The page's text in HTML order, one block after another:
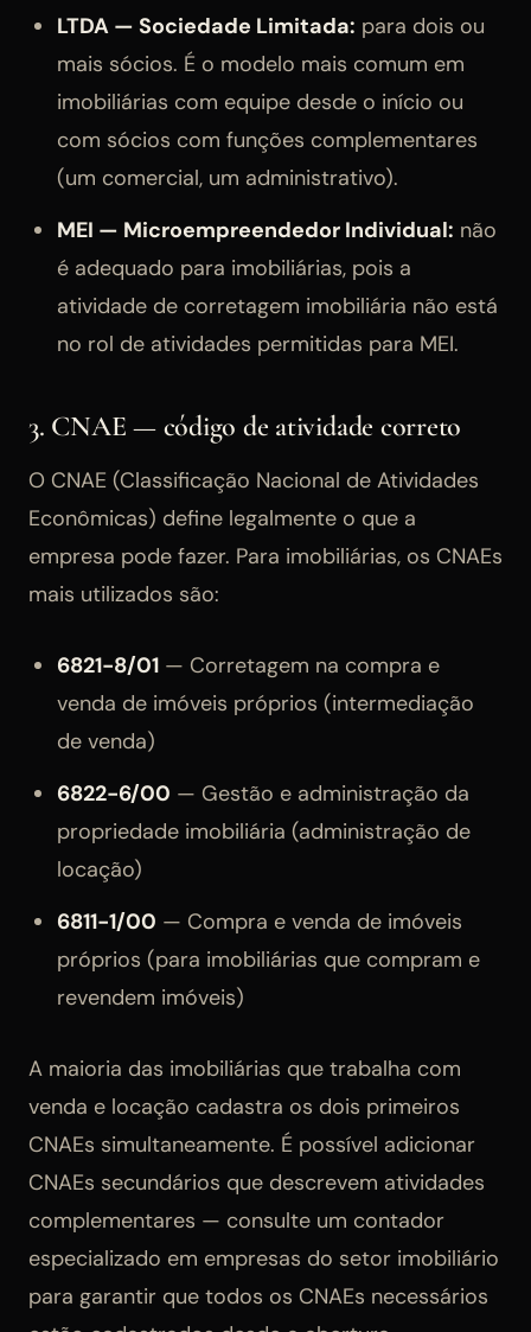
LTDA — Sociedade Limitada: para dois ou
mais sócios. É o modelo mais comum em
imobiliárias com equipe desde o início ou
com sócios com funções complementares
(um comercial, um administrativo).
MEI — Microempreendedor Individual: não
é adequado para imobiliárias, pois a
atividade de corretagem imobiliária não está
no rol de atividades permitidas para MEI.
3. CNAE — código de atividade correto
O CNAE (Classificação Nacional de Atividades
Econômicas) define legalmente o que a
empresa pode fazer. Para imobiliárias, os CNAEs
mais utilizados são:
6821-8/01 — Corretagem na compra e
venda de imóveis próprios (intermediação
de venda)
6822-6/00 — Gestão e administração da
propriedade imobiliária (administração de
locação)
6811-1/00 — Compra e venda de imóveis
próprios (para imobiliárias que compram e
revendem imóveis)
A maioria das imobiliárias que trabalha com
venda e locação cadastra os dois primeiros
CNAEs simultaneamente. É possível adicionar
CNAEs secundários que descrevem atividades
complementares — consulte um contador
especializado em empresas do setor imobiliário
para garantir que todos os CNAEs necessários